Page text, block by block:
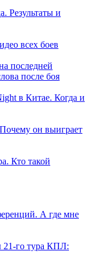
Результаты и
всех боев
последней
после боя
в Китае. Когда и
он выиграет
Кто такой
А где мне
21-го тура КПЛ: